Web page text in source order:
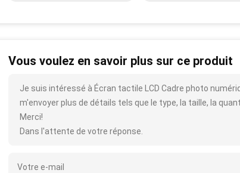
Vous voulez en savoir plus sur ce produit
Je suis intéressé à Écran tactile LCD Cadre photo
m'envoyer plus de détails tels que le type, la taille, la
Merci!
Dans l'attente de votre réponse.